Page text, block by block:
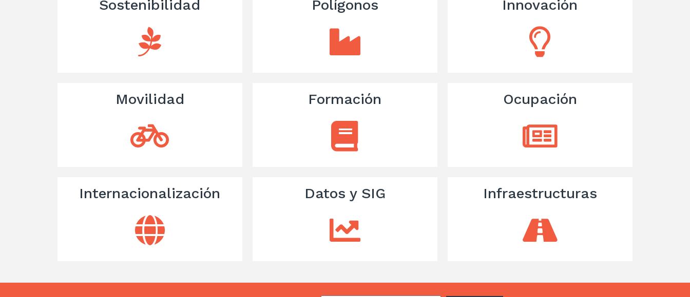
Sostenibilidad Polígonos Innovación
Movilidad Formación Ocupación
Internacionalización Datos y SIG Infraestructuras